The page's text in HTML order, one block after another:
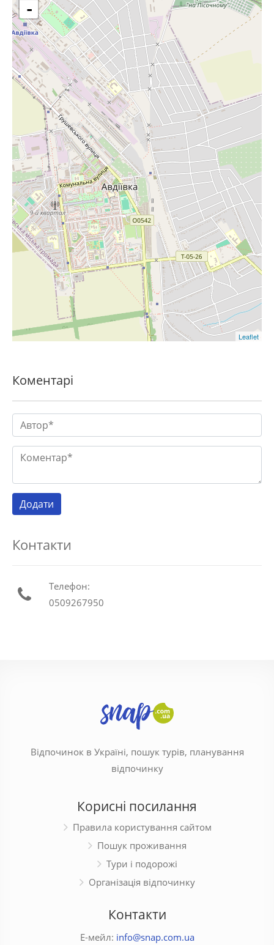
-
Leaflet
Коментарі
Контакти
Телефон:
0509267950
Відпочинок в Україні, пошук турів, планування
відпочинку
Корисні посилання
Правила користування сайтом
Пошук проживання
Тури і подорожі
Організація відпочинку
Контакти
Е-мейл: info@snap.com.ua